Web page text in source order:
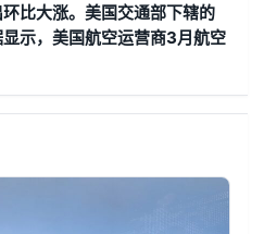
比大涨。美国交通部下辖的
示，美国航空运营商3月航空